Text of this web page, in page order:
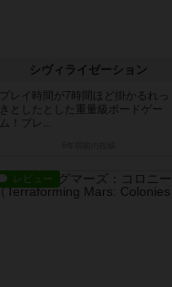
シヴィライゼーション
プレイ時間が7時間ほど掛かるれっ
きとしたとした重量級ボードゲー
ム！プレ...
レビュー